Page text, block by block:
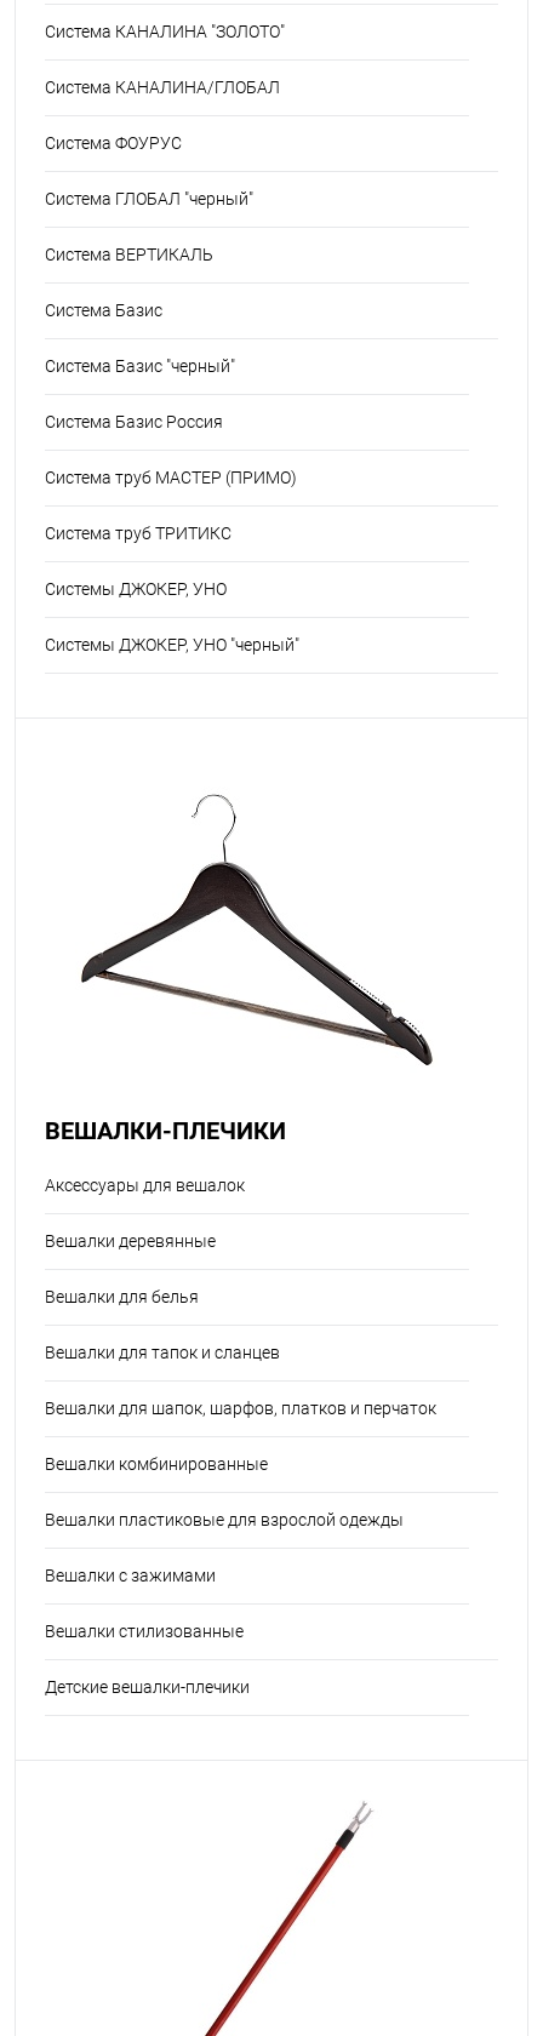
Система КАНАЛИНА "ЗОЛОТО"
Система КАНАЛИНА/ГЛОБАЛ
Система ФОУРУС
Система ГЛОБАЛ "черный"
Система ВЕРТИКАЛЬ
Система Базис
Система Базис "черный"
Система Базис Россия
Система труб МАСТЕР (ПРИМО)
Система труб ТРИТИКС
Системы ДЖОКЕР, УНО
Системы ДЖОКЕР, УНО "черный"
ВЕШАЛКИ-ПЛЕЧИКИ
Аксессуары для вешалок
Вешалки деревянные
Вешалки для белья
Вешалки для тапок и сланцев
Вешалки для шапок, шарфов, платков и перчаток
Вешалки комбинированные
Вешалки пластиковые для взрослой одежды
Вешалки с зажимами
Вешалки стилизованные
Детские вешалки-плечики